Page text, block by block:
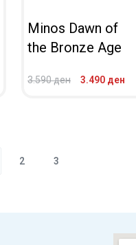
Minos Dawn of
the Bronze Age
3.590ден 3.490 ден
ВО КОШНИЧКА
2 3